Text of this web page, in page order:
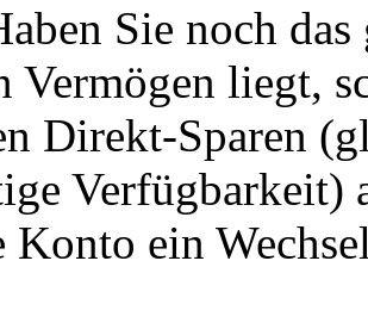
Sie noch das
Vermögen liegt,
Direkt-Sparen
Verfügbarkeit)
Konto ein